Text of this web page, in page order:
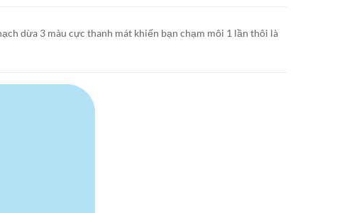
dừa 3 màu cực thanh mát khiến bạn chạm môi 1 lần thôi là